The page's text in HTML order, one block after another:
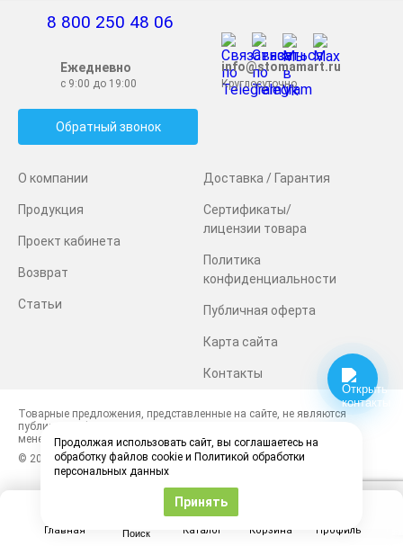
Главная Поиск Каталог Корзина Профиль
О компании
Продукция
Проект кабинета
Возврат
Статьи
Доставка / Гарантия
Сертификаты/
лицензии товара
Политика
конфиденциальности
Публичная оферта
Карта сайта
Контакты
8 800 250 48 06
Ежедневно
с 9:00 до 19:00
info@stomamart.ru
Круглосуточно
Обратный звонок
© 2026 Top Dentis. Все права защищены
Товарные предложения, представленные на сайте, не являются
публичной офертой. Наличие и стоимость товаров уточняйте у
менеджеров.Продолжая использовать сайт, вы соглашаетесь на
обработку файлов cookie и Политикой обработки
персональных данных
Принять